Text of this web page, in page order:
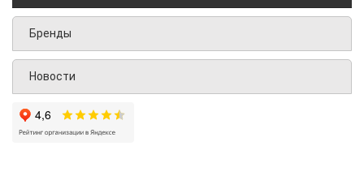
Бренды
Новости